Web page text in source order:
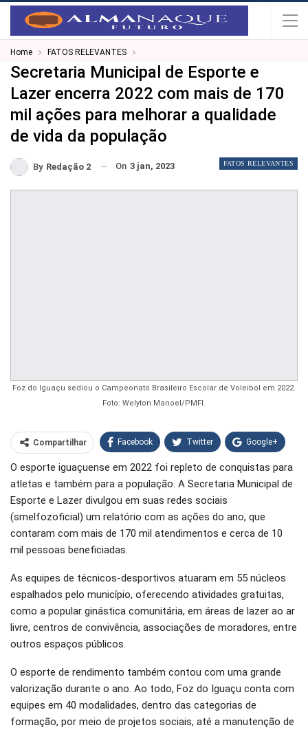
Home FATOS RELEVANTES
Secretaria Municipal de Esporte e
Lazer encerra 2022 com mais de 170
mil ações para melhorar a qualidade
de vida da população
FATOS RELEVANTES
By Redação 2 On 3 jan, 2023
Foz do Iguaçu sediou o Campeonato Brasileiro Escolar de Voleibol em 2022.
Foto: Welyton Manoel/PMFI.
Compartilhar Facebook Twitter Google+
WhatsApp Pinterest
O email
O esporte iguaçuense em 2022 foi repleto de conquistas para
atletas e também para a população. A Secretaria Municipal de
Esporte e Lazer divulgou em suas redes sociais
(smelfozoficial) um relatório com as ações do ano, que
contaram com mais de 170 mil atendimentos e cerca de 10
mil pessoas beneficiadas.
As equipes de técnicos-desportivos atuaram em 55 núcleos
espalhados pelo município, oferecendo atividades gratuitas,
como a popular ginástica comunitária, em áreas de lazer ao ar
livre, centros de convivência, associações de moradores, entre
outros espaços públicos.
O esporte de rendimento também contou com uma grande
valorização durante o ano. Ao todo, Foz do Iguaçu conta com
equipes em 40 modalidades, dentro das categorias de
formação, por meio de projetos sociais, até a manutenção de